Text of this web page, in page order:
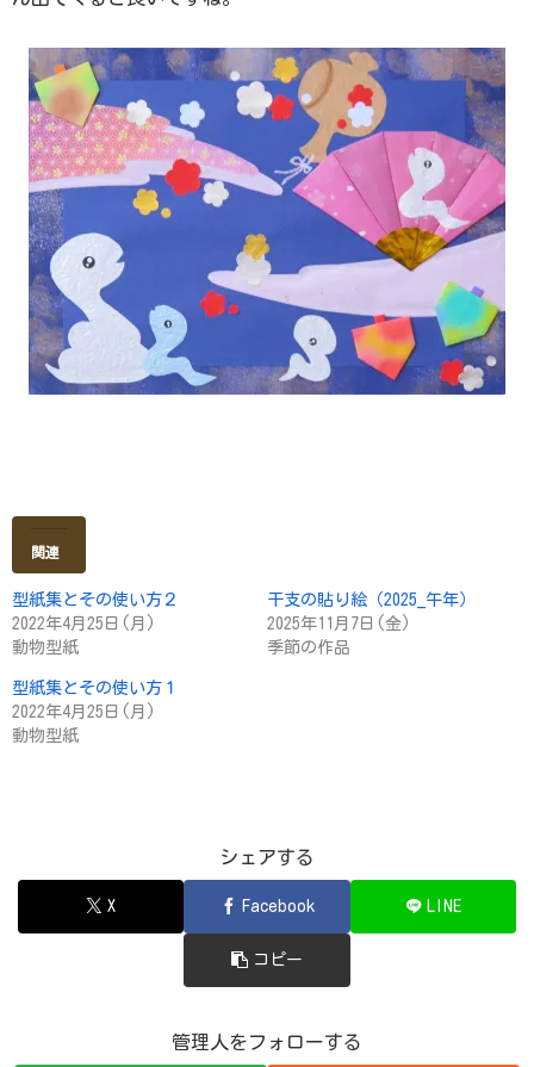
関連
型紙集とその使い方２
2022年4月25日(月)
動物型紙
干支の貼り絵（2025_午年）
2025年11月7日(金)
季節の作品
型紙集とその使い方１
2022年4月25日(月)
動物型紙
シェアする
X Facebook LINE
コピー
管理人をフォローする